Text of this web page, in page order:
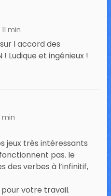
min
l accord des
Ludique et ingénieux !
min
jeux très intéressants
pas. le
des verbes à l’infinitif,
votre travail.